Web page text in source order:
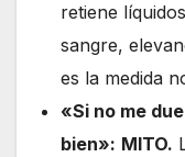
retiene
sangre,
es la medida
«Si no me
bien»: MITO.